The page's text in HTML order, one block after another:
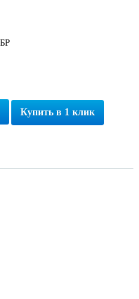
Купить в 1 клик